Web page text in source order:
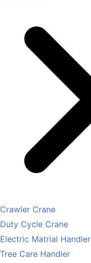
Crawler Crane
Duty Cycle Crane
Electric Matrial Handler
Tree Care Handler